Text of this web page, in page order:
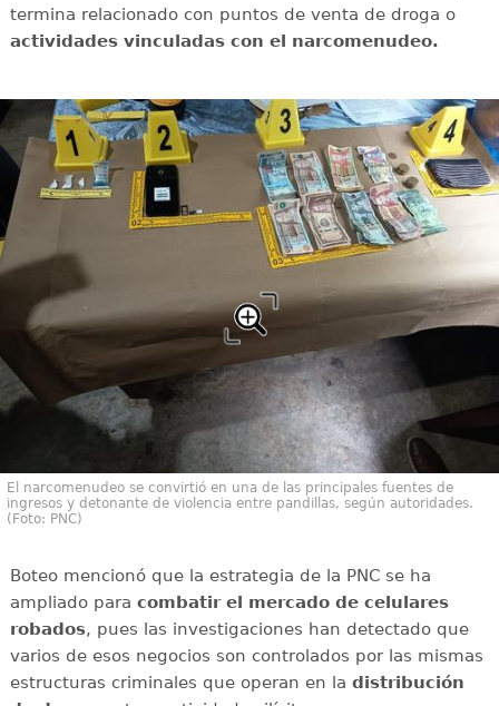
termina relacionado con puntos de venta de droga o
actividades vinculadas con el narcomenudeo.
El narcomenudeo se convirtió en una de las principales fuentes de
ingresos y detonante de violencia entre pandillas, según autoridades.
(Foto: PNC)
Boteo mencionó que la estrategia de la PNC se ha
ampliado para combatir el mercado de celulares
robados, pues las investigaciones han detectado que
varios de esos negocios son controlados por las mismas
estructuras criminales que operan en la distribución